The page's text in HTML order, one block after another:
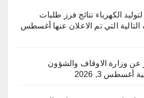
الكهرباء نتائج فرز طلبات
التي تم الاعلان عنها أغسطس
عن وزارة الاوقاف والشؤون
أغسطس 3, 2026